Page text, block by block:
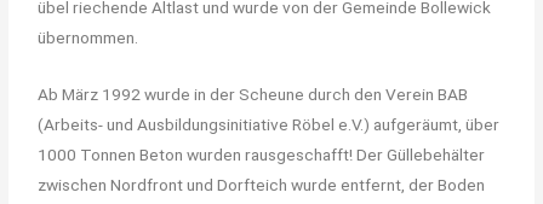
übel riechende Altlast und wurde von der Gemeinde Bollewick
übernommen.
Ab März 1992 wurde in der Scheune durch den Verein BAB
(Arbeits- und Ausbildungsinitiative Röbel e.V.) aufgeräumt, über
1000 Tonnen Beton wurden rausgeschafft! Der Güllebehälter
zwischen Nordfront und Dorfteich wurde entfernt, der Boden